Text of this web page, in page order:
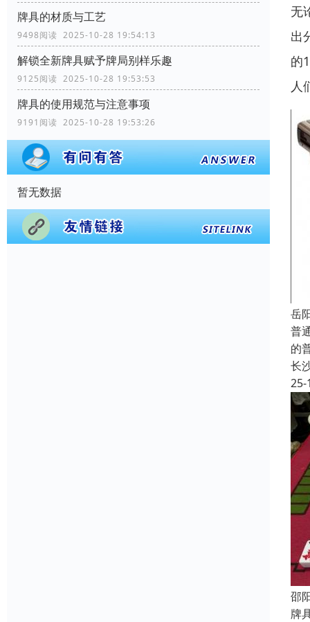
牌具的材质与工艺
9498阅读 2025-10-28 19:54:13
解锁全新牌具赋予牌局别样乐趣
9125阅读 2025-10-28 19:53:53
牌具的使用规范与注意事项
9191阅读 2025-10-28 19:53:26
暂无数据
无
出
的
人
岳
普
的
长
25-
邵
牌